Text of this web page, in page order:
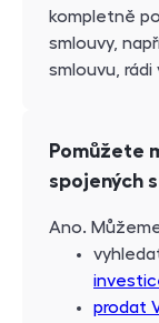
kompletně
smlouvy,
smlouvu,
Pomůžete
spojených
Ano.
prodat